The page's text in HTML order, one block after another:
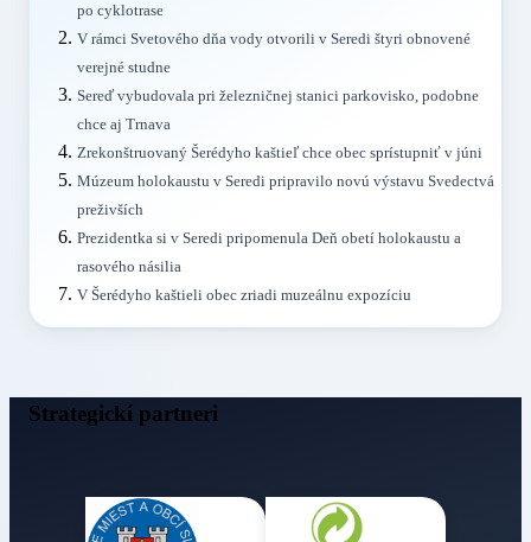
po cyklotrase
V rámci Svetového dňa vody otvorili v Seredi štyri obnovené
verejné studne
Sereď vybudovala pri železničnej stanici parkovisko, podobne
chce aj Trnava
Zrekonštruovaný Šerédyho kaštieľ chce obec sprístupniť v júni
Múzeum holokaustu v Seredi pripravilo novú výstavu Svedectvá
preživších
Prezidentka si v Seredi pripomenula Deň obetí holokaustu a
rasového násilia
V Šerédyho kaštieli obec zriadi muzeálnu expozíciu
Strategickí partneri